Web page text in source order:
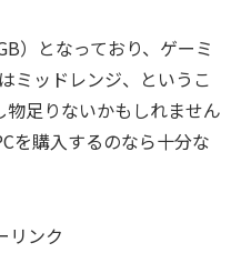
）となっており、ゲーミ
ミッドレンジ、というこ
物足りないかもしれません
を購入するのなら十分な
リンク